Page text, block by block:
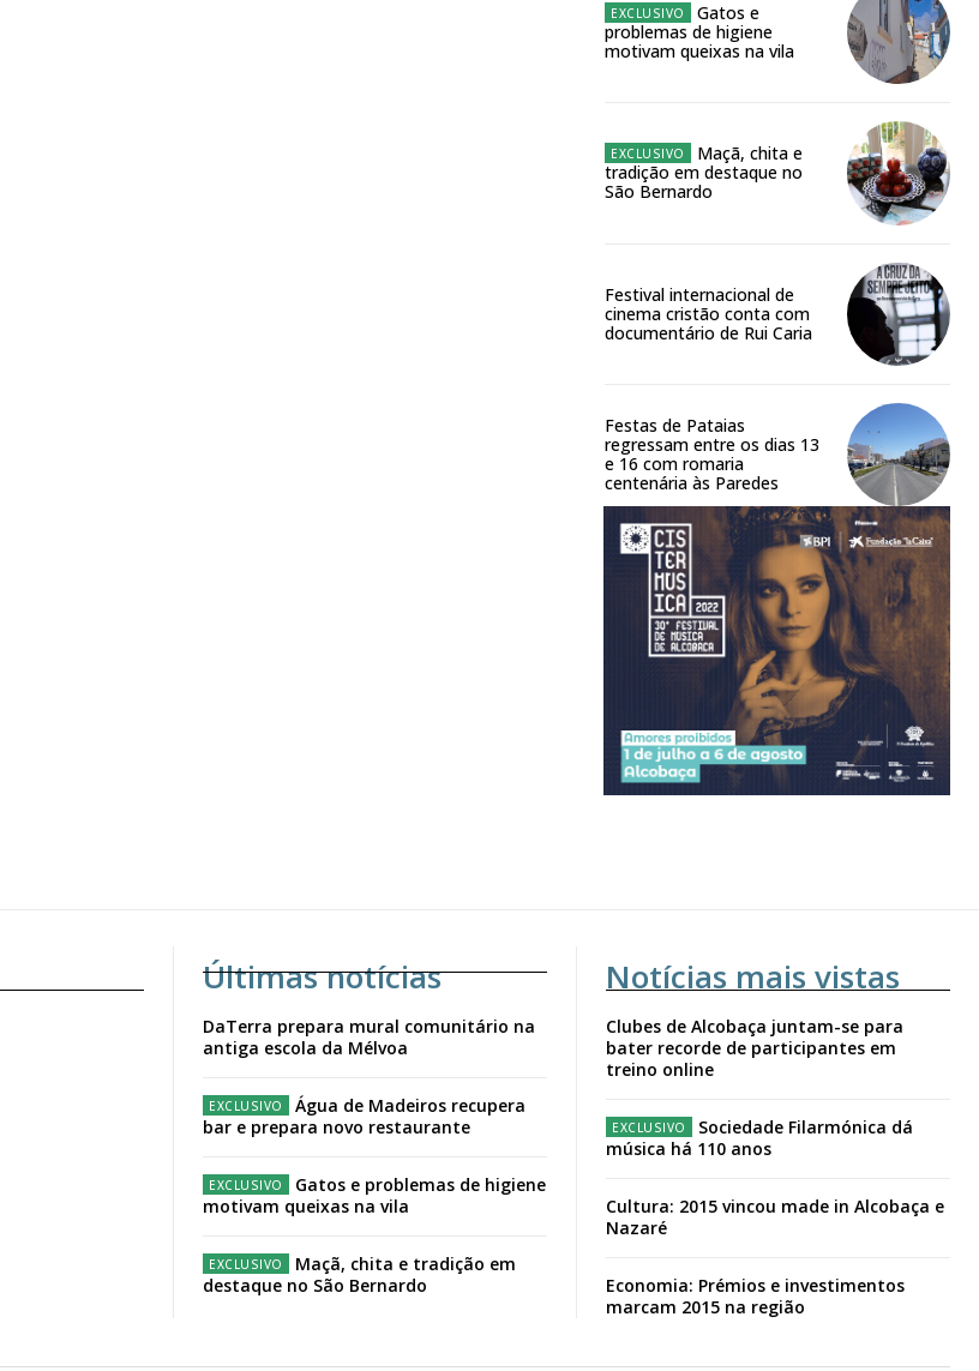
Gatos e
problemas de higiene
motivam queixas na vila
Maçã, chita e
tradição em destaque no
São Bernardo
Festival internacional de
cinema cristão conta com
documentário de Rui Caria
Festas de Pataias
regressam entre os dias 13
e 16 com romaria
centenária às Paredes
Últimas notícias
DaTerra prepara mural comunitário na
antiga escola da Mélvoa
Água de Madeiros recupera
bar e prepara novo restaurante
Gatos e problemas de higiene
motivam queixas na vila
Maçã, chita e tradição em
destaque no São Bernardo
Notícias mais vistas
Clubes de Alcobaça juntam-se para
bater recorde de participantes em
treino online
Sociedade Filarmónica dá
música há 110 anos
Cultura: 2015 vincou made in Alcobaça e
Nazaré
Economia: Prémios e investimentos
marcam 2015 na região